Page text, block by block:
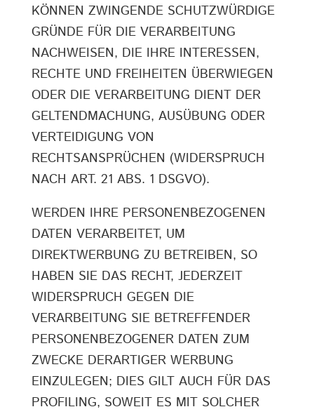
KÖNNEN ZWINGENDE SCHUTZWÜRDIGE
GRÜNDE FÜR DIE VERARBEITUNG
NACHWEISEN, DIE IHRE INTERESSEN,
RECHTE UND FREIHEITEN ÜBERWIEGEN
ODER DIE VERARBEITUNG DIENT DER
GELTENDMACHUNG, AUSÜBUNG ODER
VERTEIDIGUNG VON
RECHTSANSPRÜCHEN (WIDERSPRUCH
NACH ART. 21 ABS. 1 DSGVO).
WERDEN IHRE PERSONENBEZOGENEN
DATEN VERARBEITET, UM
DIREKTWERBUNG ZU BETREIBEN, SO
HABEN SIE DAS RECHT, JEDERZEIT
WIDERSPRUCH GEGEN DIE
VERARBEITUNG SIE BETREFFENDER
PERSONENBEZOGENER DATEN ZUM
ZWECKE DERARTIGER WERBUNG
EINZULEGEN; DIES GILT AUCH FÜR DAS
PROFILING, SOWEIT ES MIT SOLCHER